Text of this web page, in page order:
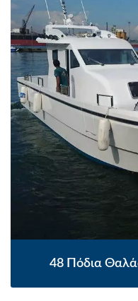
48 Πόδια